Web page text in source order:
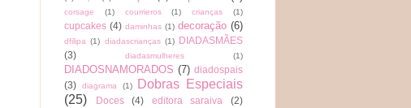
corsage (1) courrieros (1) crianças (1)
cupcakes (4) daminhas (1) decoração (6)
dfilipa (1) diadascrianças (1) DIADASMÃES
(3)
diadasmulheres (1)
DIADOSNAMORADOS (7) diadospais
(3)
diagrama (1)
Dobras Especiais
(25)
Doces (4) editora saraiva
(2)